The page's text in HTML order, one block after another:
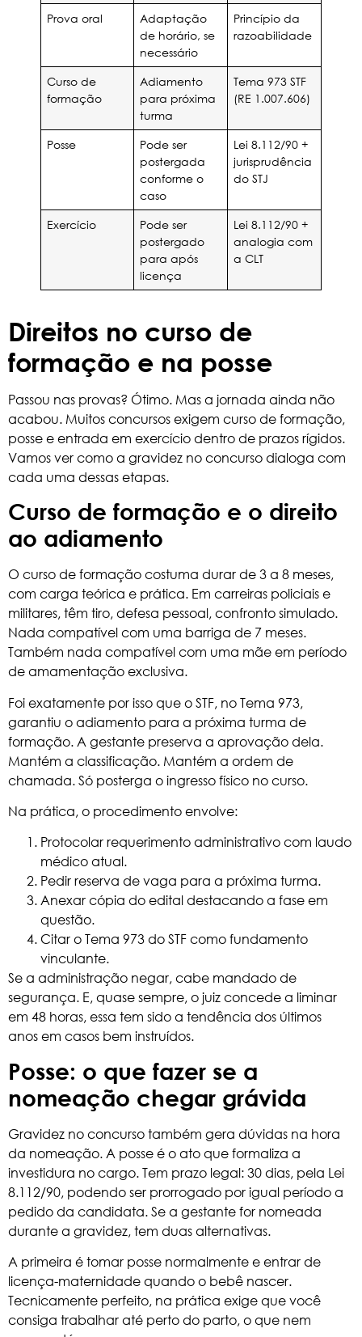
Prova oral
Adaptação
de horário, se
necessário
Princípio da
razoabilidade
Curso de
formação
Adiamento
para próxima
turma
Tema 973 STF
(RE 1.007.606)
Posse
Pode ser
postergada
conforme o
caso
Lei 8.112/90 +
jurisprudência
do STJ
Exercício
Pode ser
postergado
para após
licença
Lei 8.112/90 +
analogia com
a CLT
Direitos no curso de
formação e na posse
Passou nas provas? Ótimo. Mas a jornada ainda não
acabou. Muitos concursos exigem curso de formação,
posse e entrada em exercício dentro de prazos rígidos.
Vamos ver como a gravidez no concurso dialoga com
cada uma dessas etapas.
Curso de formação e o direito
ao adiamento
O curso de formação costuma durar de 3 a 8 meses,
com carga teórica e prática. Em carreiras policiais e
militares, têm tiro, defesa pessoal, confronto simulado.
Nada compatível com uma barriga de 7 meses.
Também nada compatível com uma mãe em período
de amamentação exclusiva.
Foi exatamente por isso que o STF, no Tema 973,
garantiu o adiamento para a próxima turma de
formação. A gestante preserva a aprovação dela.
Mantém a classificação. Mantém a ordem de
chamada. Só posterga o ingresso físico no curso.
Na prática, o procedimento envolve:
Protocolar requerimento administrativo com laudo
médico atual.
Pedir reserva de vaga para a próxima turma.
Anexar cópia do edital destacando a fase em
questão.
Citar o Tema 973 do STF como fundamento
vinculante.
Se a administração negar, cabe mandado de
segurança. E, quase sempre, o juiz concede a liminar
em 48 horas, essa tem sido a tendência dos últimos
anos em casos bem instruídos.
Posse: o que fazer se a
nomeação chegar grávida
Gravidez no concurso também gera dúvidas na hora
da nomeação. A posse é o ato que formaliza a
investidura no cargo. Tem prazo legal: 30 dias, pela Lei
8.112/90, podendo ser prorrogado por igual período a
pedido da candidata. Se a gestante for nomeada
durante a gravidez, tem duas alternativas.
A primeira é tomar posse normalmente e entrar de
licença-maternidade quando o bebê nascer.
Tecnicamente perfeito, na prática exige que você
consiga trabalhar até perto do parto, o que nem